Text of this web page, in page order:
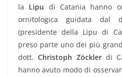
la Lipu di Catania hanno
ornitologica guidata dal
(presidente della Lipu di
preso parte uno dei più
dott.Christoph Zöcklerdi
hanno avuto modo di